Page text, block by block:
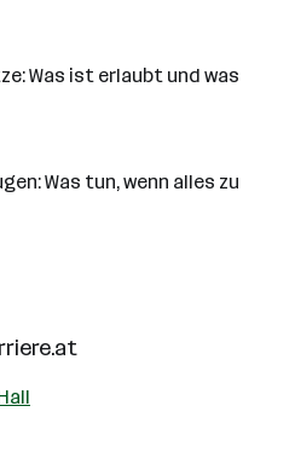
Was ist erlaubt und was
Was tun, wenn alles zu